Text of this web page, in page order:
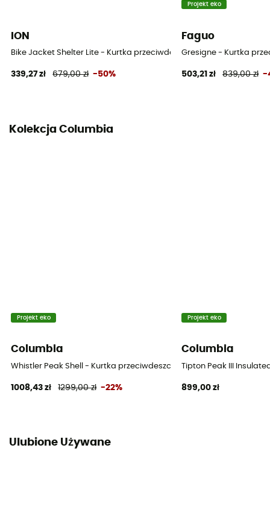
Materiały
[main] 100 % nylon recycled
ION
Bike Jacket Shelter Lite - Kurtka przeciwdeszczowa
339,27 zł 679,00 zł -50%
Projekt eko
Faguo
Gresigne - Kurtka
503,21 zł 839,00 zł -
Kolekcja Columbia
Projekt eko
Columbia
Whistler Peak Shell - Kurtka przeciwdeszczowa meska
1008,43 zł 1299,00 zł -22%
Projekt eko
Columbia
Tipton Peak III
899,00 zł
Ulubione Używane